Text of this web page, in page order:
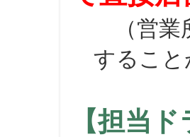
（営業
するこ
【担当